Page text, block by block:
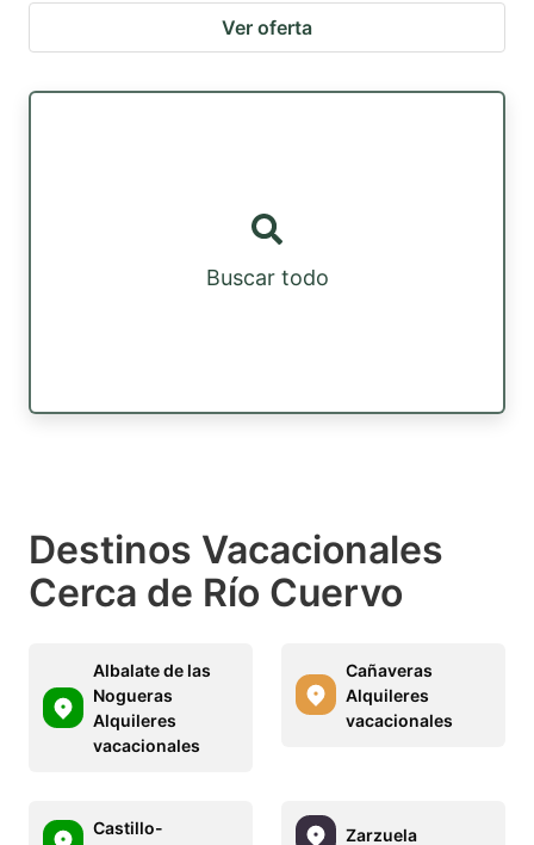
Ver oferta
Buscar todo
Destinos Vacacionales
Cerca de Río Cuervo
Albalate de las
Nogueras
Alquileres
vacacionales
Cañaveras
Alquileres
vacacionales
Castillo-
Zarzuela